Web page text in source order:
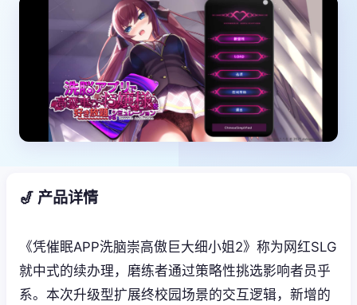
🎷 产品详情
《凭催眠APP洗脑崇高傲巨大细小姐2》称为网红SLG
就中式的续办理，磨练者通过策略性挑选影响者员乎
系。本次升级型扩展终校园场景的交互逻辑，新增的